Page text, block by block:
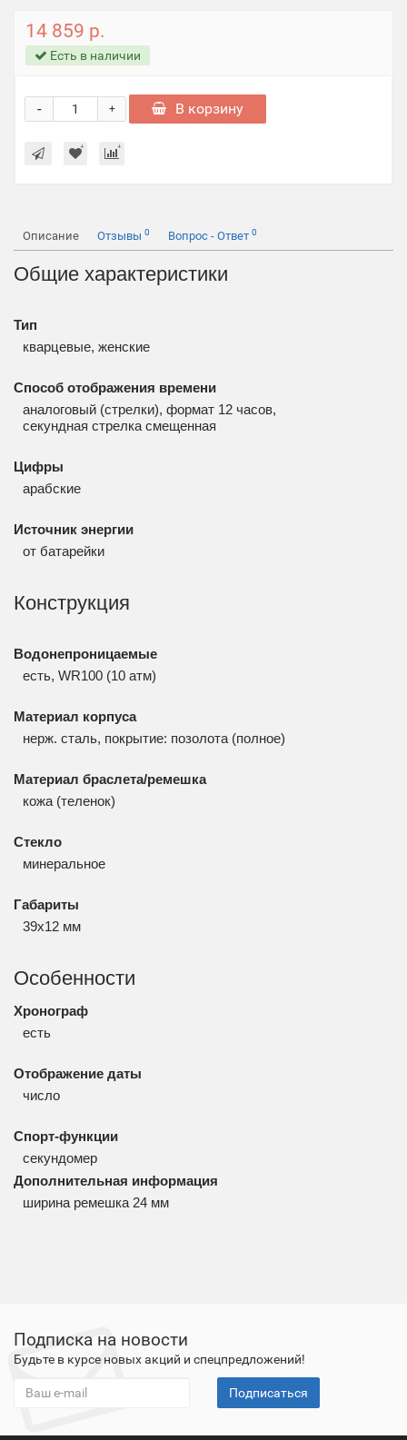
14 859 р.
Есть в наличии
+
- В корзину
Описание Отзывы 0 Вопрос - Ответ 0
Общие характеристики
Тип
кварцевые, женские
Способ отображения времени
аналоговый (стрелки), формат 12 часов,
секундная стрелка смещенная
Цифры
арабские
Источник энергии
от батарейки
Конструкция
Водонепроницаемые
есть, WR100 (10 атм)
Материал корпуса
нерж. сталь, покрытие: позолота (полное)
Материал браслета/ремешка
кожа (теленок)
Стекло
минеральное
Габариты
39x12 мм
Особенности
Хронограф
есть
Отображение даты
число
Спорт-функции
секундомер
Дополнительная информация
ширина ремешка 24 мм
Подписка на новости
Будьте в курсе новых акций и спецпредложений!
Подписаться